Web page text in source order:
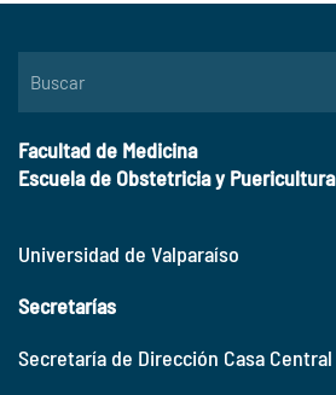
Facultad de Medicina
Escuela de Obstetricia y Puericultura
Universidad de Valparaíso
Secretarías
Secretaría de Dirección Casa Central